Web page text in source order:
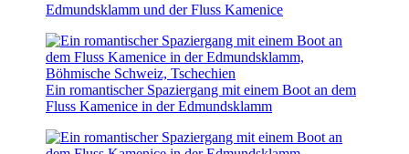
Edmundsklamm und der Fluss Kamenice
Ein romantischer Spaziergang mit einem Boot an dem
Fluss Kamenice in der Edmundsklamm